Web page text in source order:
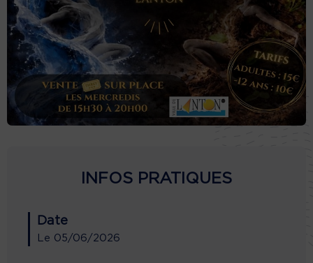
INFOS PRATIQUES
Date
Le 05/06/2026